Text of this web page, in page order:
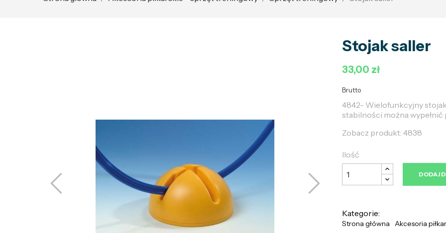
Stojak saller
33,00 zł
Brutto
4842- Wielofunkcyjny
stabilności można wypełnić
Zobacz produkt: 4838
Ilość
DODAJ
Kategorie:
Strona główna Akcesoria